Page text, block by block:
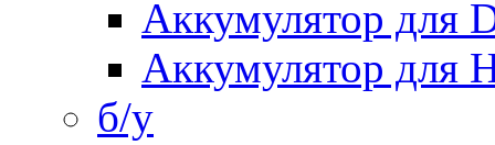
Аккумулятор для
Аккумулятор для
б/у